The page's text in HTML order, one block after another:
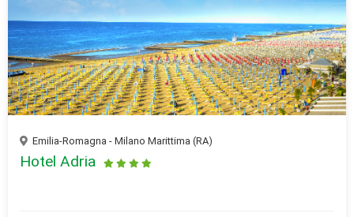
Emilia-Romagna - Milano Marittima (RA)
Hotel Adria